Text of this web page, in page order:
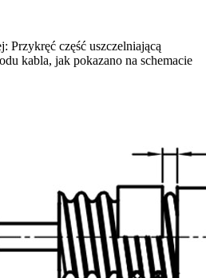
Przykręć część uszczelniającą
kabla, jak pokazano na schemacie